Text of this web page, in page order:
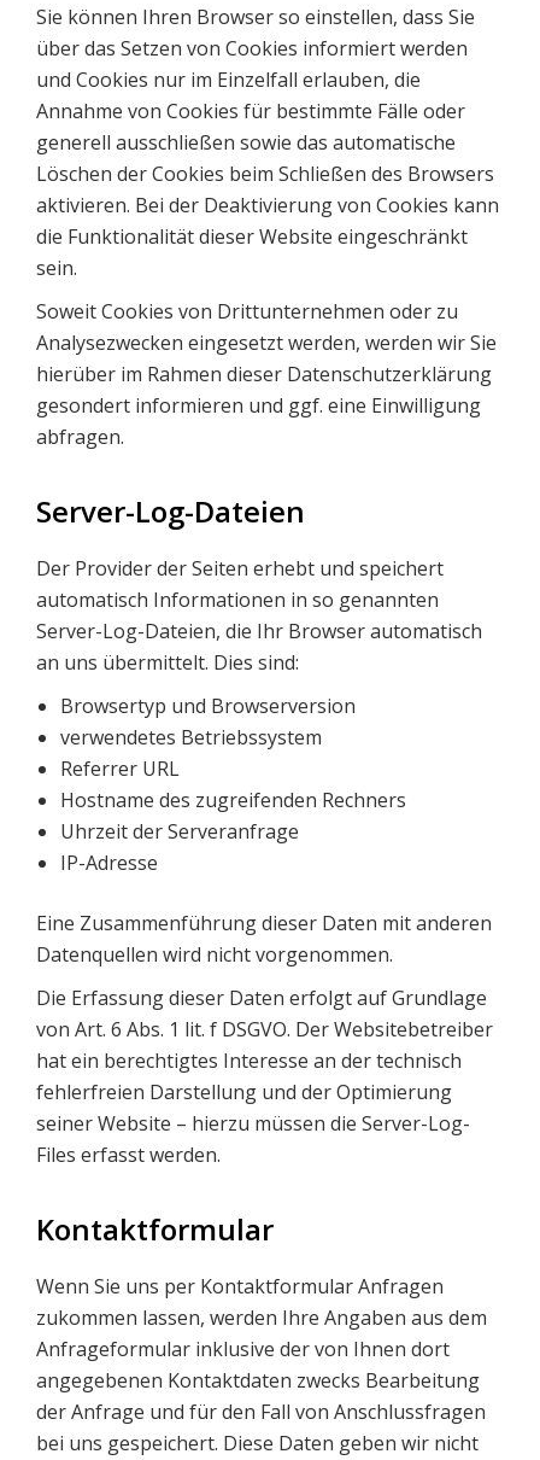
Sie können Ihren Browser so einstellen, dass Sie
über das Setzen von Cookies informiert werden
und Cookies nur im Einzelfall erlauben, die
Annahme von Cookies für bestimmte Fälle oder
generell ausschließen sowie das automatische
Löschen der Cookies beim Schließen des Browsers
aktivieren. Bei der Deaktivierung von Cookies kann
die Funktionalität dieser Website eingeschränkt
sein.
Soweit Cookies von Drittunternehmen oder zu
Analysezwecken eingesetzt werden, werden wir Sie
hierüber im Rahmen dieser Datenschutzerklärung
gesondert informieren und ggf. eine Einwilligung
abfragen.
Server-Log-Dateien
Der Provider der Seiten erhebt und speichert
automatisch Informationen in so genannten
Server-Log-Dateien, die Ihr Browser automatisch
an uns übermittelt. Dies sind:
Browsertyp und Browserversion
verwendetes Betriebssystem
Referrer URL
Hostname des zugreifenden Rechners
Uhrzeit der Serveranfrage
IP-Adresse
Eine Zusammenführung dieser Daten mit anderen
Datenquellen wird nicht vorgenommen.
Die Erfassung dieser Daten erfolgt auf Grundlage
von Art. 6 Abs. 1 lit. f DSGVO. Der Websitebetreiber
hat ein berechtigtes Interesse an der technisch
fehlerfreien Darstellung und der Optimierung
seiner Website – hierzu müssen die Server-Log-
Files erfasst werden.
Kontaktformular
Wenn Sie uns per Kontaktformular Anfragen
zukommen lassen, werden Ihre Angaben aus dem
Anfrageformular inklusive der von Ihnen dort
angegebenen Kontaktdaten zwecks Bearbeitung
der Anfrage und für den Fall von Anschlussfragen
bei uns gespeichert. Diese Daten geben wir nicht